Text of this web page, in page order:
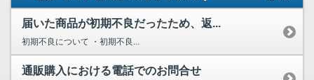
届いた商品が初期不良だったため、返...
初期不良について ・初期不良...
通販購入における電話でのお問合せ